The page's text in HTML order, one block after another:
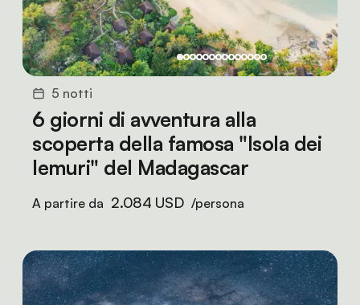
5 notti
6 giorni di avventura alla
scoperta della famosa "Isola dei
lemuri" del Madagascar
A partire da 2.084 USD /persona